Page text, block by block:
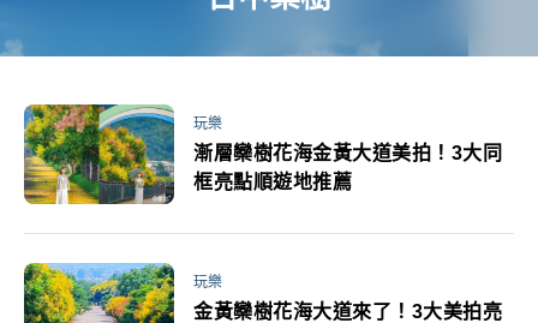
玩樂
漸層欒樹花海金黃大道美拍！3大同
框亮點順遊地推薦
玩樂
金黃欒樹花海大道來了！3大美拍亮